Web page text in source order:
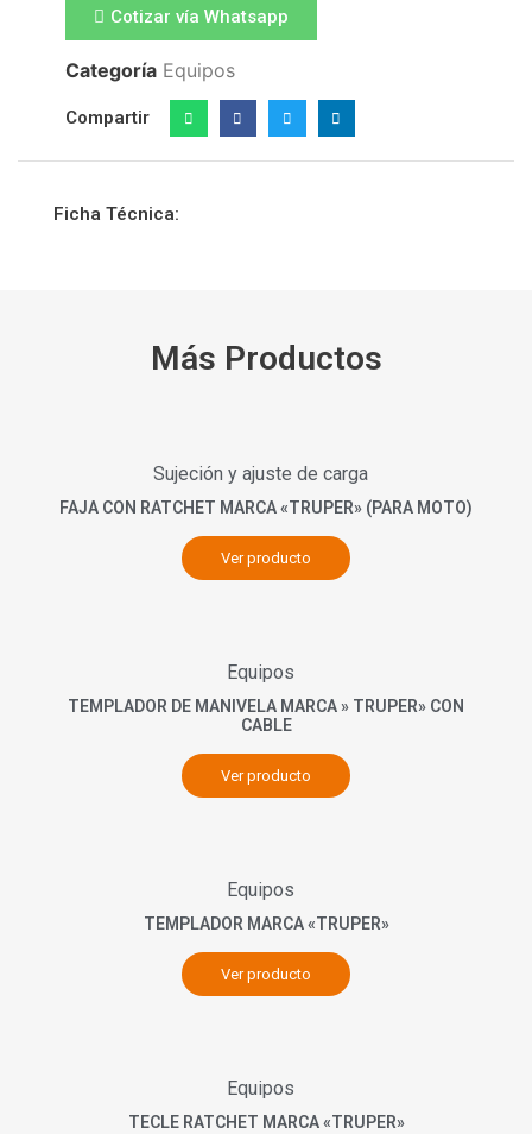
Cotizar vía Whatsapp
Categoría Equipos
Compartir
Ficha Técnica:
Más Productos
Sujeción y ajuste de carga
FAJA CON RATCHET MARCA «TRUPER» (PARA MOTO)
Ver producto
Equipos
TEMPLADOR DE MANIVELA MARCA » TRUPER» CON
CABLE
Ver producto
Equipos
TEMPLADOR MARCA «TRUPER»
Ver producto
Equipos
TECLE RATCHET MARCA «TRUPER»